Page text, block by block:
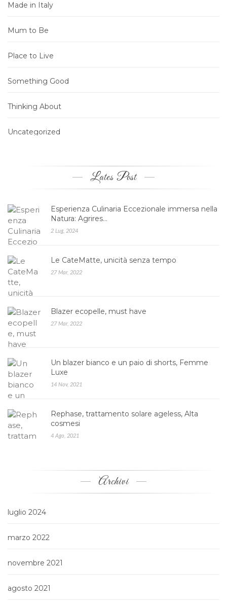
Made in Italy
Mum to Be
Place to Live
Something Good
Thinking About
Uncategorized
Lates Post
Esperienza Culinaria Eccezionale immersa nella
Natura: Agrires…
2 Lug, 2024
Le CateMatte, unicità senza tempo
27 Mar, 2022
Blazer ecopelle, must have
27 Mar, 2022
Un blazer bianco e un paio di shorts, Femme
Luxe
14 Nov, 2021
Rephase, trattamento solare ageless, Alta
cosmesi
4 Ago, 2021
Archivi
luglio 2024
marzo 2022
novembre 2021
agosto 2021